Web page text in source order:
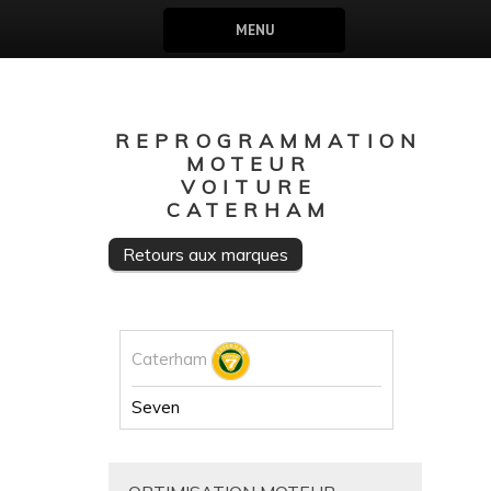
MENU
REPROGRAMMATION
MOTEUR
VOITURE
CATERHAM
Retours aux marques
Caterham
Seven